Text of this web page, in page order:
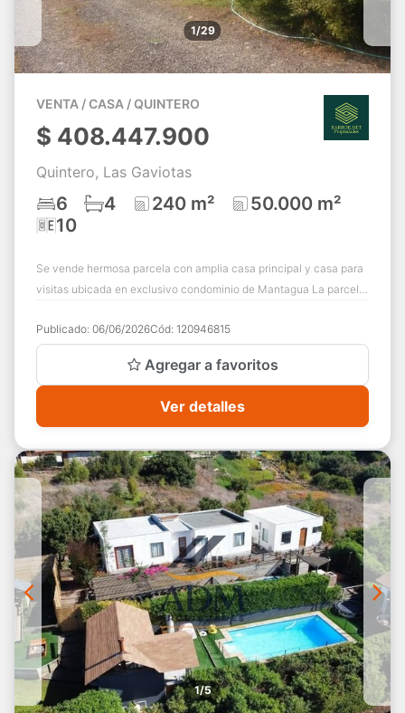
1/29
VENTA / CASA / QUINTERO
$ 408.447.900
Quintero, Las Gaviotas
6 4 240 m²
50.000 m²
10
Se vende hermosa parcela con amplia casa principal y casa para
visitas ubicada en exclusivo condominio de Mantagua La parcela
Publicado: 06/06/2026Cód: 120946815
Agregar a favoritos
Ver detalles
1/5